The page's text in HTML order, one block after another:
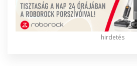
hirdetés